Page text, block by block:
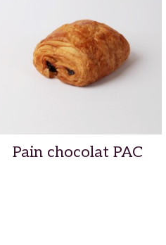
Pain chocolat PAC